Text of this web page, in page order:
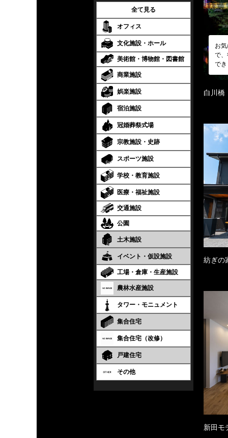
全て見る
オフィス
文化施設・ホール
美術館・博物館・図書館
商業施設
娯楽施設
宿泊施設
冠婚葬祭式場
宗教施設・史跡
スポーツ施設
学校・教育施設
医療・福祉施設
交通施設
公園
土木施設
イベント・仮設施設
工場・倉庫・生産施設
農林水産施設
タワー・モニュメント
集合住宅
集合住宅（改修）
戸建住宅
その他
お
で
で
白川橋
紡ぎの
新田モ